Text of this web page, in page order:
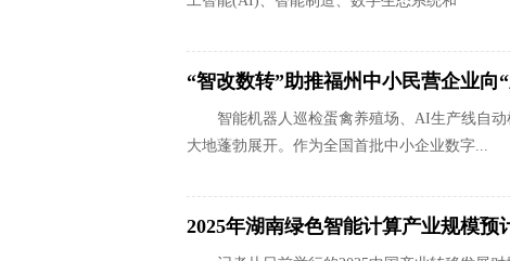
“智改数转”助推福州中小民营企业向
智能机器人巡检蛋禽养殖场、AI生产线自
大地蓬勃展开。作为全国首批中小企业数字...
2025年湖南绿色智能计算产业规模预